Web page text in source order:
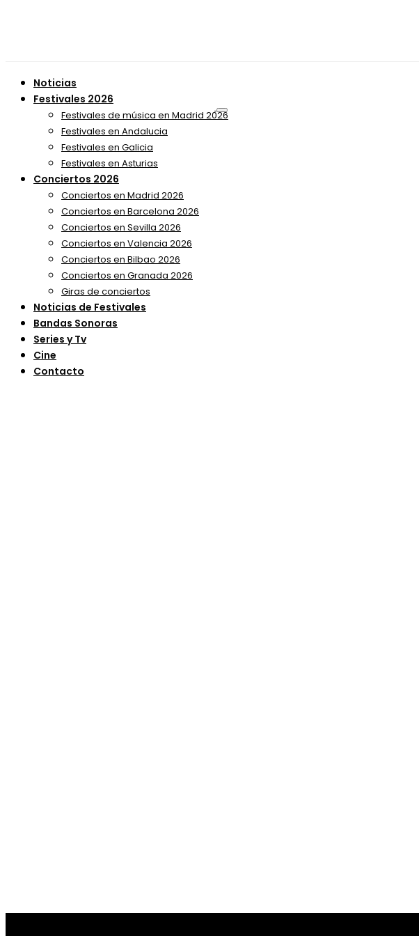
Noticias
Festivales 2026
Festivales de música en Madrid 2026
Festivales en Andalucia
Festivales en Galicia
Festivales en Asturias
Conciertos 2026
Conciertos en Madrid 2026
Conciertos en Barcelona 2026
Conciertos en Sevilla 2026
Conciertos en Valencia 2026
Conciertos en Bilbao 2026
Conciertos en Granada 2026
Giras de conciertos
Noticias de Festivales
Bandas Sonoras
Series y Tv
Cine
Contacto